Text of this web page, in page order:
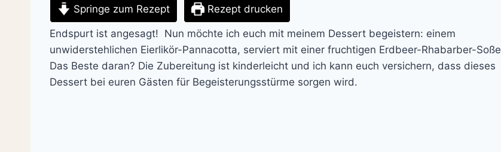
Springe zum Rezept
Rezept drucken
Endspurt ist angesagt! Nun möchte ich euch mit meinem Dessert begeistern: einem
unwiderstehlichen Eierlikör-Pannacotta, serviert mit einer fruchtigen Erdbeer-Rhabarber-
Das Beste daran? Die Zubereitung ist kinderleicht und ich kann euch versichern, dass dieses
Dessert bei euren Gästen für Begeisterungsstürme sorgen wird.